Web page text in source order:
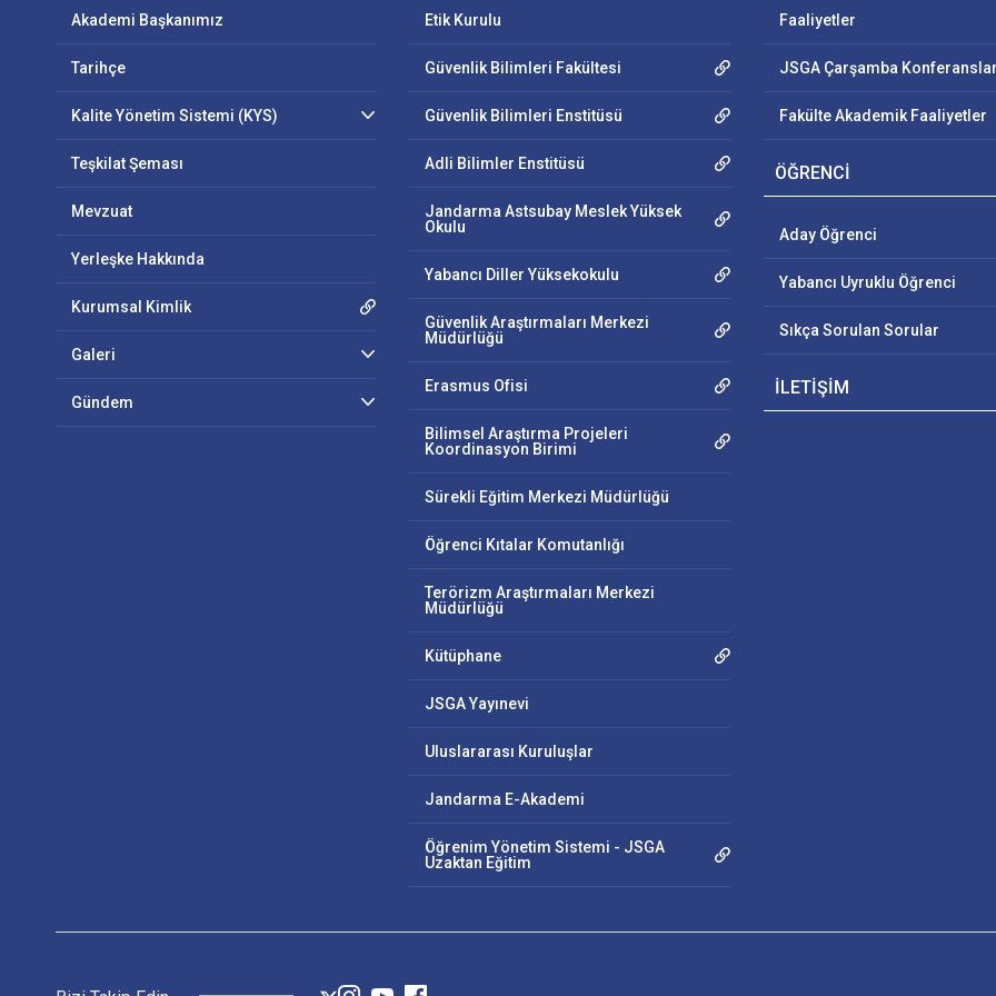
Akademi Başkanımız
Tarihçe
Kalite Yönetim Sistemi (KYS)
Teşkilat Şeması
Mevzuat
Yerleşke Hakkında
Kurumsal Kimlik
Galeri
Gündem
Etik Kurulu
Güvenlik Bilimleri Fakültesi
Güvenlik Bilimleri Enstitüsü
Adli Bilimler Enstitüsü
Jandarma Astsubay Meslek Yüksek
Okulu
Yabancı Diller Yüksekokulu
Güvenlik Araştırmaları Merkezi
Müdürlüğü
Erasmus Ofisi
Bilimsel Araştırma Projeleri
Koordinasyon Birimi
Sürekli Eğitim Merkezi Müdürlüğü
Öğrenci Kıtalar Komutanlığı
Terörizm Araştırmaları Merkezi
Müdürlüğü
Kütüphane
JSGA Yayınevi
Uluslararası Kuruluşlar
Jandarma E-Akademi
Öğrenim Yönetim Sistemi - JSGA
Uzaktan Eğitim
Faaliyetler
JSGA Çarşamba
Fakülte Akademik Faaliyetler
ÖĞRENCİ
Aday Öğrenci
Yabancı Uyruklu Öğrenci
Sıkça Sorulan Sorular
İLETİŞİM